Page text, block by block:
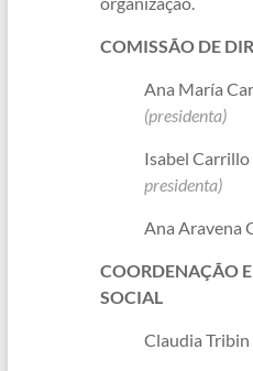
COMISSÃO DE
Ana María
(presidenta)
Isabel
presidenta)
Ana Aravena
COORDENAÇÃO
SOCIAL
Claudia Tribin